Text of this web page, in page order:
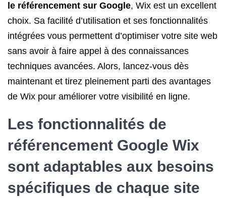
le référencement sur Google, Wix est un excellent
choix. Sa facilité d’utilisation et ses fonctionnalités
intégrées vous permettent d’optimiser votre site web
sans avoir à faire appel à des connaissances
techniques avancées. Alors, lancez-vous dès
maintenant et tirez pleinement parti des avantages
de Wix pour améliorer votre visibilité en ligne.
Les fonctionnalités de
référencement Google Wix
sont adaptables aux besoins
spécifiques de chaque site